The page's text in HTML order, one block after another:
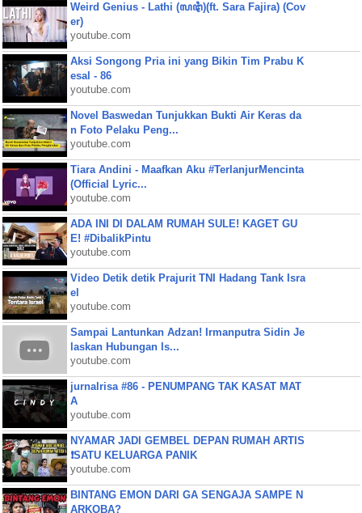
Weird Genius - Lathi (ꦭꦛꦶ)(ft. Sara Fajira) (Cov
er)
youtube.com
Aksi Songong Pria ini yang Bikin Tim Prabu K
esal - 86
youtube.com
Novel Baswedan Tunjukkan Bukti Air Keras da
n Foto Pelaku Peng...
youtube.com
Tiara Andini - Maafkan Aku #TerlanjurMencinta
(Official Lyric...
youtube.com
ADA INI DI DALAM RUMAH SULE! KAGET GU
E! #DibalikPintu
youtube.com
Video Detik detik Prajurit TNI Hadang Tank Isra
el
youtube.com
Sampai Lantunkan Adzan! Irmanputra Sidin Je
laskan Hubungan Is...
youtube.com
jurnalrisa #86 - PENUMPANG TAK KASAT MAT
A
youtube.com
NYAMAR JADI GEMBEL DEPAN RUMAH ARTIS
❗SATU KELUARGA PANIK
youtube.com
BINTANG EMON DARI GA SENGAJA SAMPE N
ARKOBA?